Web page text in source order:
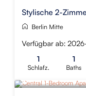
Stylische 2-
Berlin Mitte
Verfügbar ab:
1
Schlafz.
1
Baths